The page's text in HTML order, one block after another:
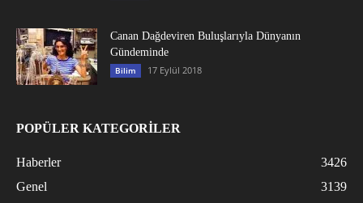
Canan Dağdeviren Buluşlarıyla Dünyanın
Gündeminde
Bilim 17 Eylül 2018
POPÜLER KATEGORİLER
Haberler
3426
Genel
3139